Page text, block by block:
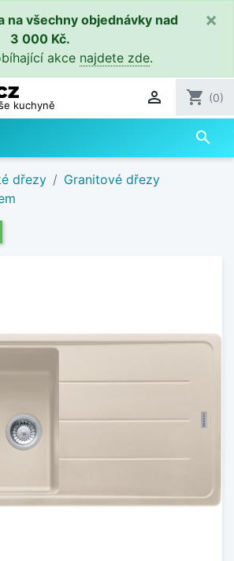
na všechny objednávky nad
3 000 Kč.
akce najdete zde.
×
kuchyně  shopping_cart (0)
search
dřezy
Granitové dřezy